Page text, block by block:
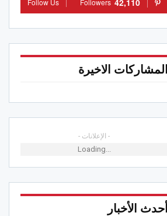
المشاركات الاخيرة
- الإعلانات -
Loading...
أحدث الأخبار